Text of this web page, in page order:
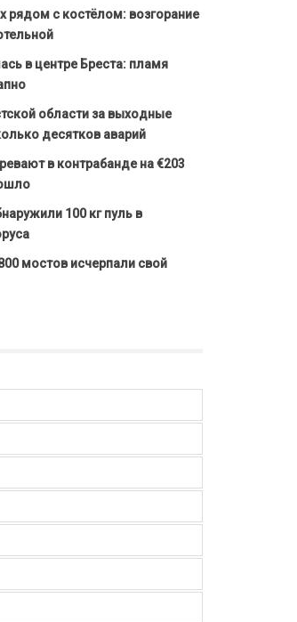
рядом с костёлом: возгорание
в центре Бреста: пламя
области за выходные
десятков аварий
в контрабанде на €203
100 кг пуль в
мостов исчерпали свой